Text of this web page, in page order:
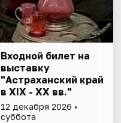
Входной билет на
выставку
"Астраханский край
в XIX - XX вв."
12 декабря 2026 •
суббота